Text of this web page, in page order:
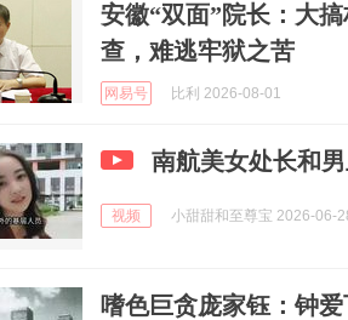
安徽“双面”院长：大
查，难逃牢狱之苦
网易号 比利 2026-08-01
南航美女处长和
视频 小甜甜和至尊宝 2026-06-
嗜色巨贪庞家钰：钟